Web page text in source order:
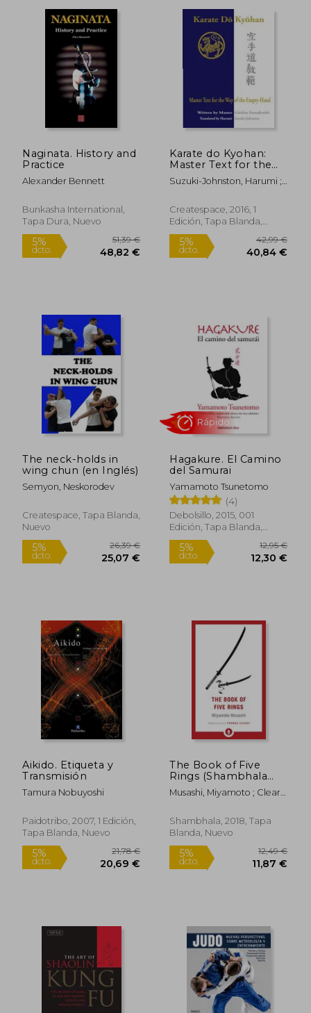
Naginata. History and
Practice
Alexander Bennett
Bunkasha International,
Tapa Dura, Nuevo
5%
dcto. 48,82 €
Karate do Kyohan:
Master Text for the
way of the Empty-
Hand (en Inglés)
Suzuki-Johnston, Harumi ;
Funakoshi, Gichin
Createspace, 2016, 1
Edición, Tapa Blanda,
Nuevo
5%
dcto.
The neck-holds in
wing chun (en Inglés)
Semyon, Neskorodev
Createspace, Tapa Blanda,
Nuevo
5%
dcto.
26,39 €
Hagakure. El Camino
del Samurai
Yamamoto Tsunetomo
(4)
Debolsillo, 2015, 001
Edición, Tapa Blanda,
Nuevo
dcto.
Rápido
Aikido. Etiqueta y
Transmisión
Tamura Nobuyoshi
Paidotribo, 2007, 1 Edición,
Tapa Blanda, Nuevo
The Book of Five
Rings (Shambhala
Pocket Library) (en
Inglés)
Musashi, Miyamoto ; Cleary,
Shambhala, 2018, Tapa
Blanda, Nuevo
5%